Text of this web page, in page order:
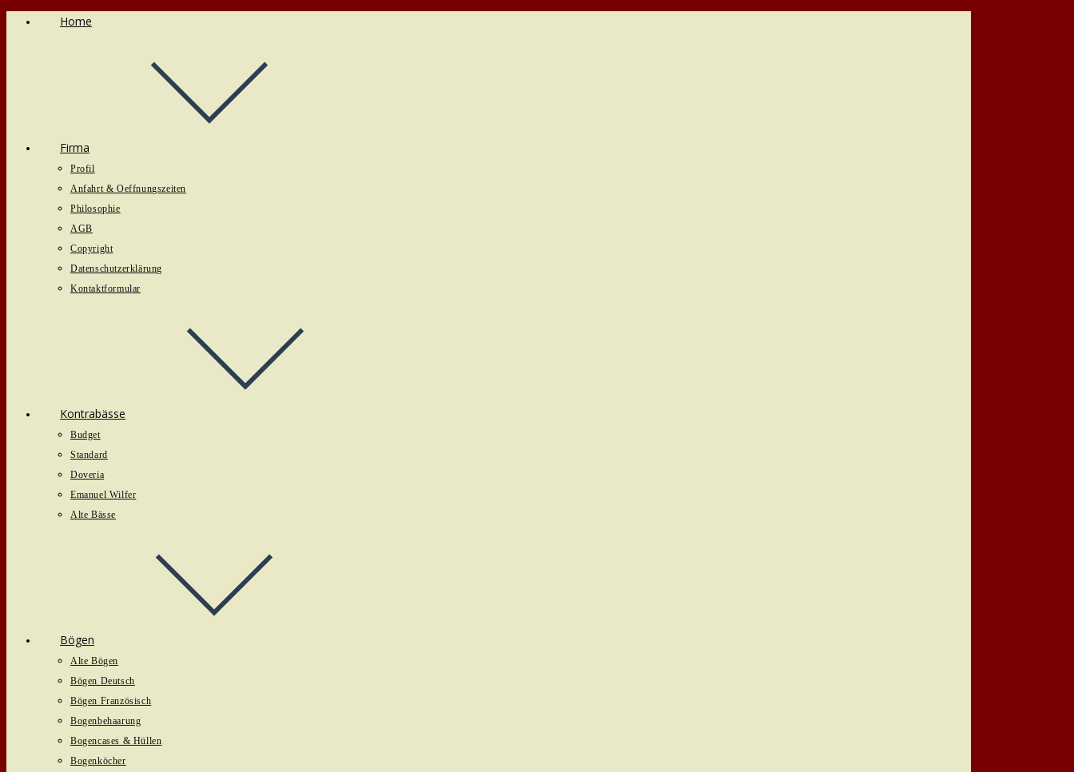
Zum
Home
Firma
Profil
Anfahrt & Oeffnungszeiten
Philosophie
AGB
Copyright
Datenschutzerklärung
Kontaktformular
Kontrabässe
Budget
Standard
Doveria
Emanuel Wilfer
Alte Bässe
Bögen
Alte Bögen
Bögen Deutsch
Bögen Französisch
Bogenbehaarung
Bogencases & Hüllen
Bogenköcher